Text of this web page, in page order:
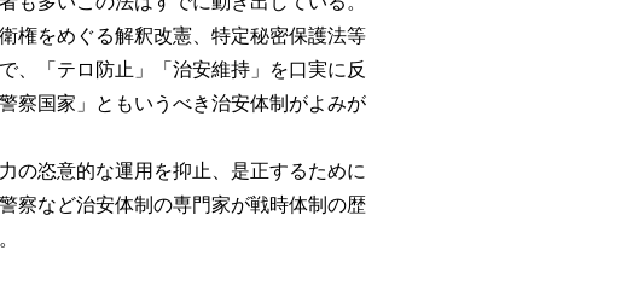
権をめぐる解釈改憲、特定秘密保護法等
、「テロ防止」「治安維持」を口実に反
察国家」ともいうべき治安体制がよみが
の恣意的な運用を抑止、是正するために
察など治安体制の専門家が戦時体制の歴